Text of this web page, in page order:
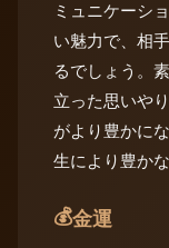
ミュニケーシ
い魅力で、相
るでしょう。
立った思いや
がより豊かに
生により豊か
💰金運